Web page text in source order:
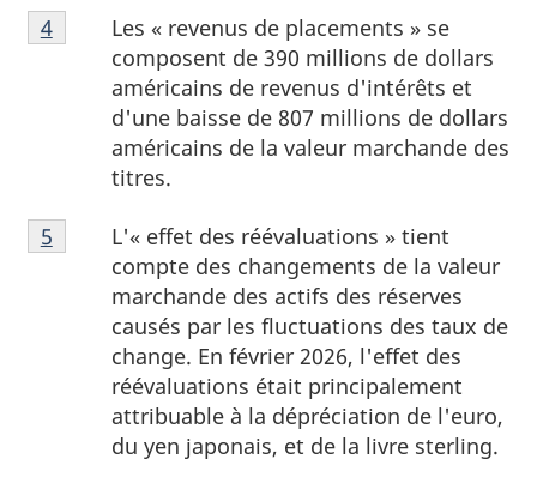
Note
de
Les « revenus de placements » se
composent de 390 millions de dollars
américains de revenus d'intérêts et
d'une baisse de 807 millions de dollars
américains de la valeur marchande des
titres.
Retour à la note de bas de page
4referrer
Note
de
L'« effet des réévaluations » tient
compte des changements de la valeur
marchande des actifs des réserves
causés par les fluctuations des taux de
change. En février 2026, l'effet des
réévaluations était principalement
attribuable à la dépréciation de l'euro,
du yen japonais, et de la livre sterling.
Retour à la note de bas de page
5 referrer